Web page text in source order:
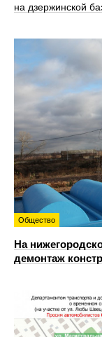
на дзержинской
Общество
На
демонтаж